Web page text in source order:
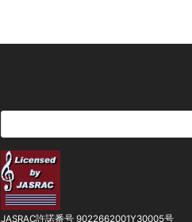
JASRAC許諾番号 9022662001Y30005号